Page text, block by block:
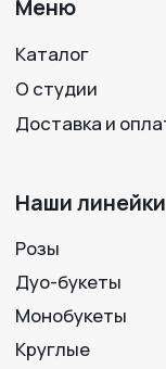
Работаем с 09:00 до 21:00
Вход с ул. Театральная
г. Воронеж, ул. 25
© 2012-2025
LAVANDA